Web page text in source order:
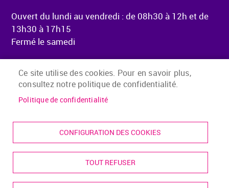
Ouvert du lundi au vendredi : de 08h30 à 12h et de
13h30 à 17h15
Fermé le samedi
Menu Pied de page
Accueil
Mentions légales
Presse
Cookies
Ce site utilise des cookies. Pour en savoir plus,
consultez notre politique de confidentialité.
Politique de confidentialité
CONFIGURATION DES COOKIES
TOUT REFUSER